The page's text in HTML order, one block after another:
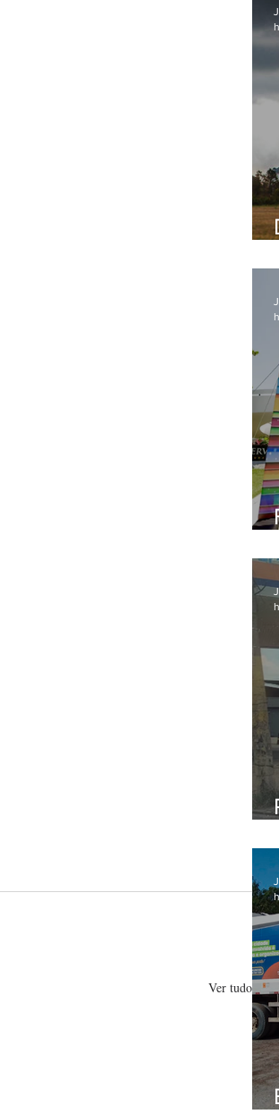
Ver tudo